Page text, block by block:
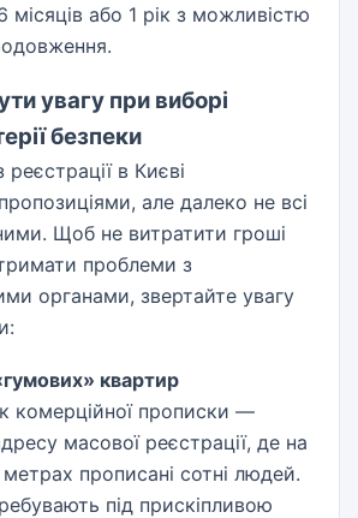
місяців або 1 рік з можливістю
увагу при виборі
безпеки
реєстрації в Києві
але далеко не всі
Щоб не витратити гроші
проблеми з
органами, звертайте увагу
квартир
комерційної прописки —
масової реєстрації, де на
прописані сотні людей.
під прискіпливою